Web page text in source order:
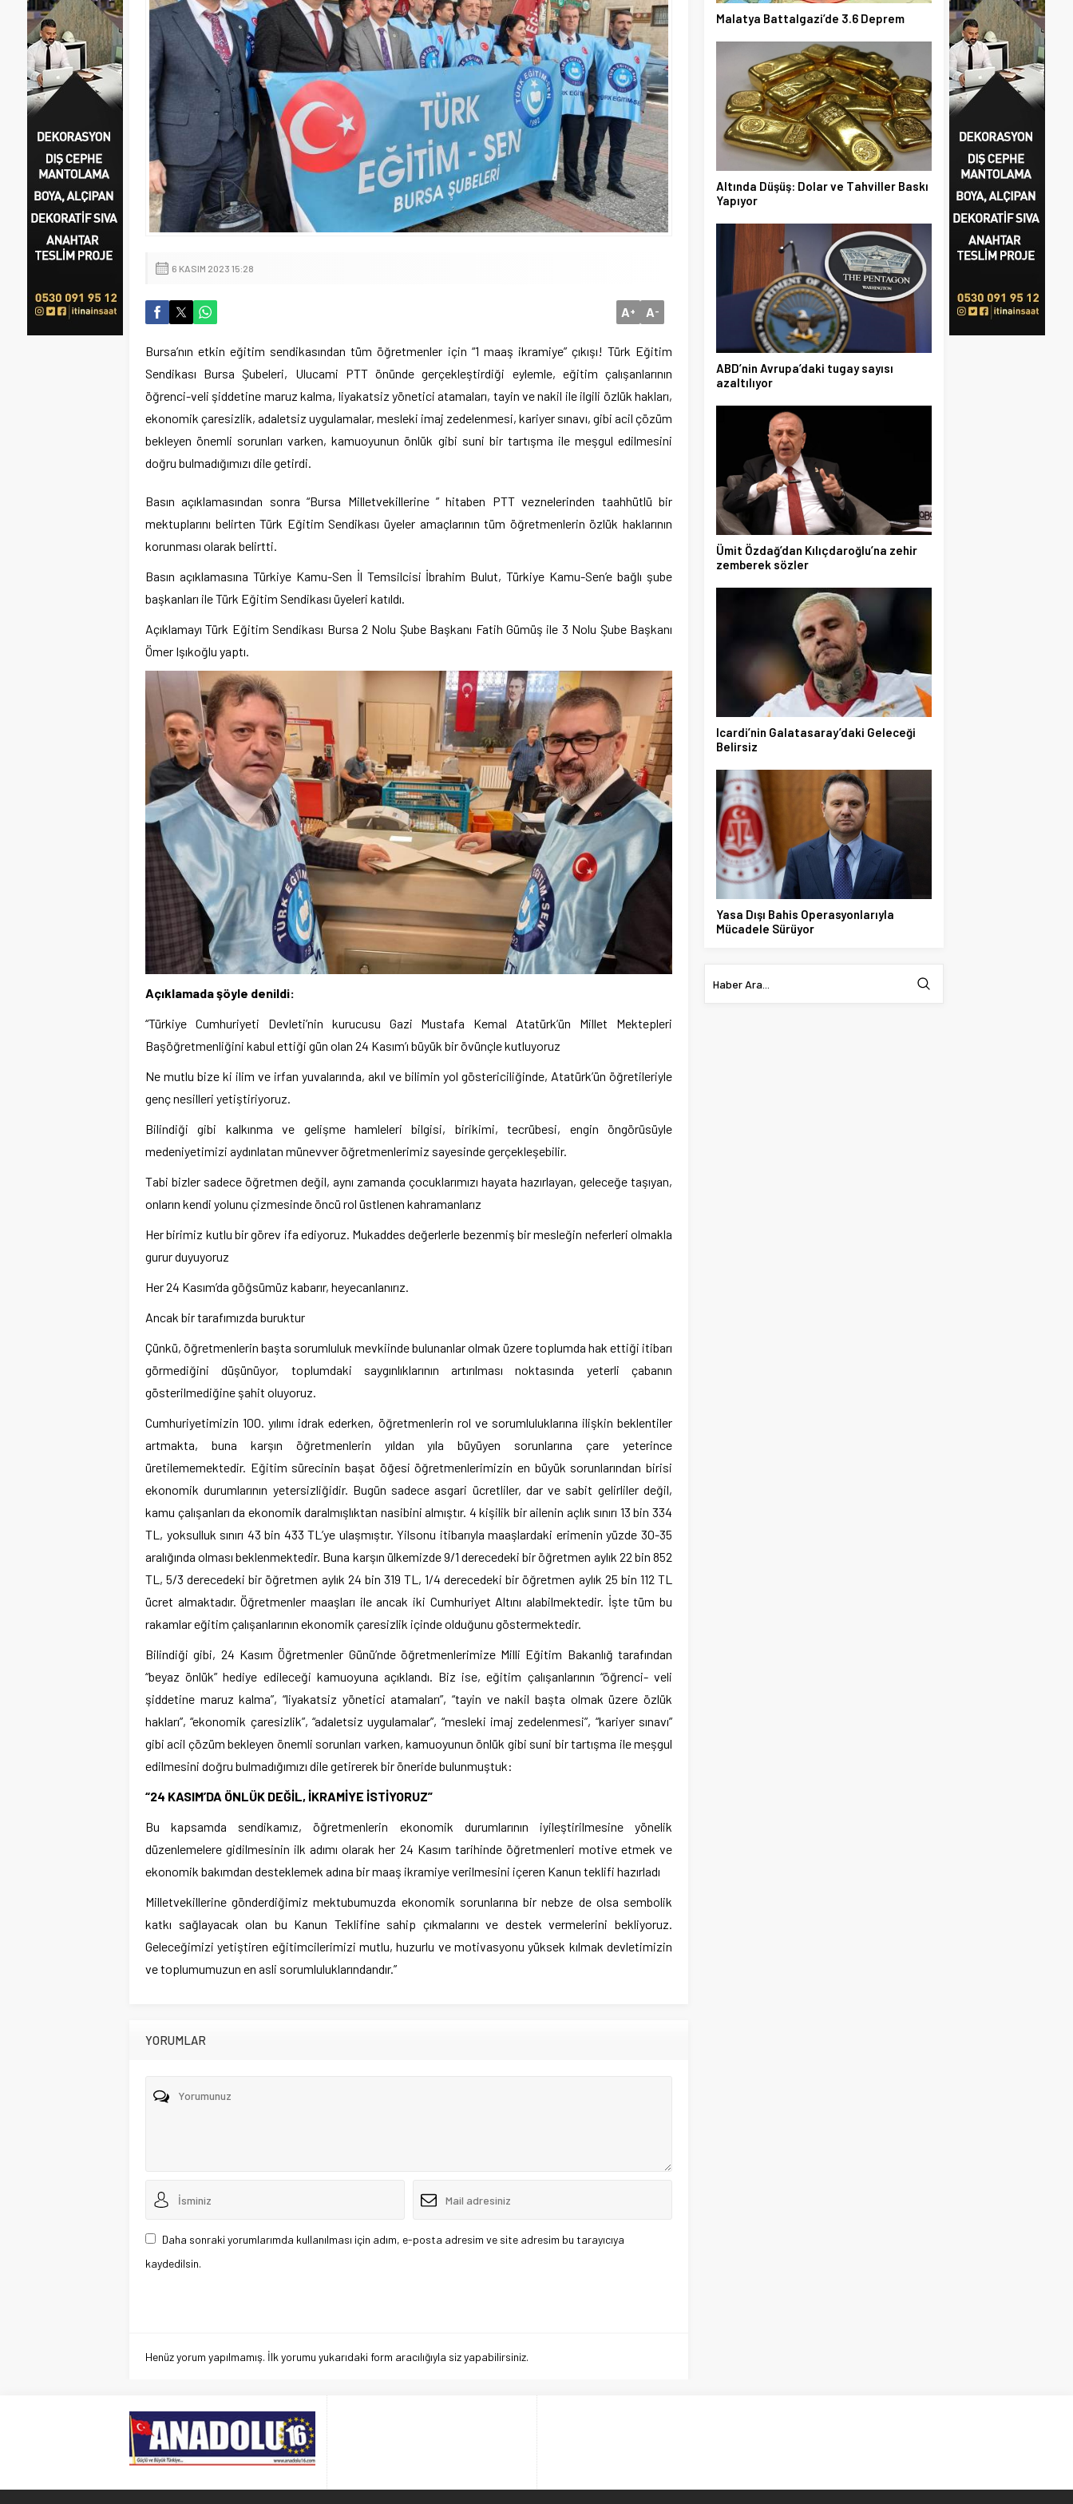
6 KASIM 2023 15:28
A+ A-
Bursa’nın etkin eğitim sendikasından tüm öğretmenler için “1 maaş ikramiye” çıkışı! Türk Eğitim
Sendikası Bursa Şubeleri, Ulucami PTT önünde gerçekleştirdiği eylemle, eğitim çalışanlarının
öğrenci-veli şiddetine maruz kalma, liyakatsiz yönetici atamaları, tayin ve nakil ile ilgili özlük hakları,
ekonomik çaresizlik, adaletsiz uygulamalar, mesleki imaj zedelenmesi, kariyer sınavı, gibi acil çözüm
bekleyen önemli sorunları varken, kamuoyunun önlük gibi suni bir tartışma ile meşgul edilmesini
doğru bulmadığımızı dile getirdi.
Basın açıklamasından sonra “Bursa Milletvekillerine ” hitaben PTT veznelerinden taahhütlü bir
mektuplarını belirten Türk Eğitim Sendikası üyeler amaçlarının tüm öğretmenlerin özlük haklarının
korunması olarak belirtti.
Basın açıklamasına Türkiye Kamu-Sen İl Temsilcisi İbrahim Bulut, Türkiye Kamu-Sen’e bağlı şube
başkanları ile Türk Eğitim Sendikası üyeleri katıldı.
Açıklamayı Türk Eğitim Sendikası Bursa 2 Nolu Şube Başkanı Fatih Gümüş ile 3 Nolu Şube Başkanı
Ömer Işıkoğlu yaptı.
Açıklamada şöyle denildi:
“Türkiye Cumhuriyeti Devleti’nin kurucusu Gazi Mustafa Kemal Atatürk’ün Millet Mektepleri
Başöğretmenliğini kabul ettiği gün olan 24 Kasım’ı büyük bir övünçle kutluyoruz
Ne mutlu bize ki ilim ve irfan yuvalarında, akıl ve bilimin yol göstericiliğinde, Atatürk’ün öğretileriyle
genç nesilleri yetiştiriyoruz.
Bilindiği gibi kalkınma ve gelişme hamleleri bilgisi, birikimi, tecrübesi, engin öngörüsüyle
medeniyetimizi aydınlatan münevver öğretmenlerimiz sayesinde gerçekleşebilir.
Tabi bizler sadece öğretmen değil, aynı zamanda çocuklarımızı hayata hazırlayan, geleceğe taşıyan,
onların kendi yolunu çizmesinde öncü rol üstlenen kahramanlarız
Her birimiz kutlu bir görev ifa ediyoruz. Mukaddes değerlerle bezenmiş bir mesleğin neferleri olmakla
gurur duyuyoruz
Her 24 Kasım’da göğsümüz kabarır, heyecanlanırız.
Ancak bir tarafımızda buruktur
Çünkü, öğretmenlerin başta sorumluluk mevkiinde bulunanlar olmak üzere toplumda hak ettiği itibarı
görmediğini düşünüyor, toplumdaki saygınlıklarının artırılması noktasında yeterli çabanın
gösterilmediğine şahit oluyoruz.
Cumhuriyetimizin 100. yılımı idrak ederken, öğretmenlerin rol ve sorumluluklarına ilişkin beklentiler
artmakta, buna karşın öğretmenlerin yıldan yıla büyüyen sorunlarına çare yeterince
üretilememektedir. Eğitim sürecinin başat öğesi öğretmenlerimizin en büyük sorunlarından birisi
ekonomik durumlarının yetersizliğidir. Bugün sadece asgari ücretliler, dar ve sabit gelirliler değil,
kamu çalışanları da ekonomik daralmışlıktan nasibini almıştır. 4 kişilik bir ailenin açlık sınırı 13 bin 334
TL, yoksulluk sınırı 43 bin 433 TL’ye ulaşmıştır. Yilsonu itibarıyla maaşlardaki erimenin yüzde 30-35
aralığında olması beklenmektedir. Buna karşın ülkemizde 9/1 derecedeki bir öğretmen aylık 22 bin 852
TL, 5/3 derecedeki bir öğretmen aylık 24 bin 319 TL, 1/4 derecedeki bir öğretmen aylık 25 bin 112 TL
ücret almaktadır. Öğretmenler maaşları ile ancak iki Cumhuriyet Altını alabilmektedir. İşte tüm bu
rakamlar eğitim çalışanlarının ekonomik çaresizlik içinde olduğunu göstermektedir.
Bilindiği gibi, 24 Kasım Öğretmenler Günü’nde öğretmenlerimize Milli Eğitim Bakanlığ tarafından
“beyaz önlük” hediye edileceği kamuoyuna açıklandı. Biz ise, eğitim çalışanlarının “öğrenci- veli
şiddetine maruz kalma”, “liyakatsiz yönetici atamaları”, “tayin ve nakil başta olmak üzere özlük
hakları”, “ekonomik çaresizlik”, “adaletsiz uygulamalar”, “mesleki imaj zedelenmesi”, “kariyer sınavı”
gibi acil çözüm bekleyen önemli sorunları varken, kamuoyunun önlük gibi suni bir tartışma ile meşgul
edilmesini doğru bulmadığımızı dile getirerek bir öneride bulunmuştuk:
“24 KASIM’DA ÖNLÜK DEĞİL, İKRAMİYE İSTİYORUZ”
Bu kapsamda sendikamız, öğretmenlerin ekonomik durumlarının iyileştirilmesine yönelik
düzenlemelere gidilmesinin ilk adımı olarak her 24 Kasım tarihinde öğretmenleri motive etmek ve
ekonomik bakımdan desteklemek adına bir maaş ikramiye verilmesini içeren Kanun teklifi hazırladı
Milletvekillerine gönderdiğimiz mektubumuzda ekonomik sorunlarına bir nebze de olsa sembolik
katkı sağlayacak olan bu Kanun Teklifine sahip çıkmalarını ve destek vermelerini bekliyoruz.
Geleceğimizi yetiştiren eğitimcilerimizi mutlu, huzurlu ve motivasyonu yüksek kılmak devletimizin
ve toplumumuzun en asli sorumluluklarındandır.”
YORUMLAR
Daha sonraki yorumlarımda kullanılması için adım, e-posta adresim ve site adresim bu tarayıcıya
kaydedilsin.
Henüz yorum yapılmamış. İlk yorumu yukarıdaki form aracılığıyla siz yapabilirsiniz.
Malatya Battalgazi’de 3.6 Deprem
Altında Düşüş: Dolar ve Tahviller Baskı
Yapıyor
ABD’nin Avrupa’daki tugay sayısı
azaltılıyor
Ümit Özdağ’dan Kılıçdaroğlu’na zehir
zemberek sözler
Icardi’nin Galatasaray’daki Geleceği
Belirsiz
Yasa Dışı Bahis Operasyonlarıyla
Mücadele Sürüyor